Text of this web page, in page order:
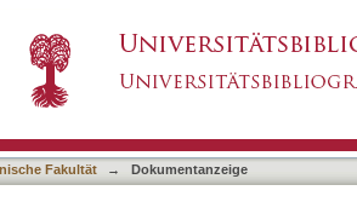
Fakultät → Dokumentanzeige